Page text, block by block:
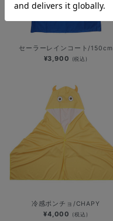
セーラーレインコート/150cm
¥3,900 (税込)
冷感ポンチョ/CHAPY
¥4,000 (税込)